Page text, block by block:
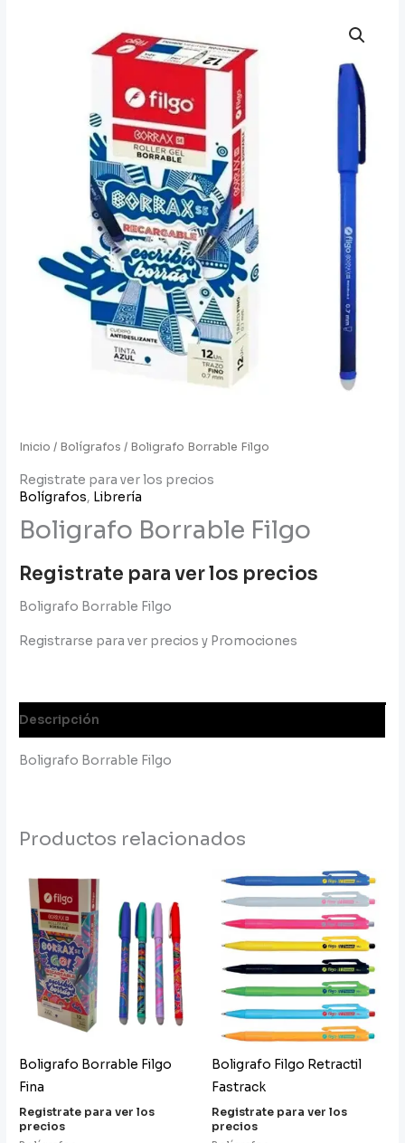
Inicio / Bolígrafos / Boligrafo Borrable Filgo
Registrate para ver los precios
Bolígrafos, Librería
Boligrafo Borrable Filgo
Registrate para ver los precios
Boligrafo Borrable Filgo
Registrarse para ver precios y Promociones
Descripción
Boligrafo Borrable Filgo
Productos relacionados
Boligrafo Borrable Filgo
Fina
Registrate para ver los
precios
Boligrafo Filgo Retractil
Fastrack
Registrate para ver los
precios